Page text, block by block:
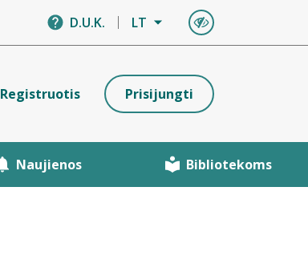
D.U.K. LT
Registruotis Prisijungti
Naujienos Bibliotekoms